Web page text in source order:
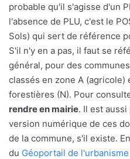
probable qu'il s'agisse d'un
l'absence de PLU, c'est le
Sols) qui sert de référence
S'il n'y en a pas, il faut se
général, pour des
classés en zone A
forestières (N). Pour
rendre en mairie. Il est
version numérique de ces
de la commune, s'il existe.
du Géoportail de l'urbanisme